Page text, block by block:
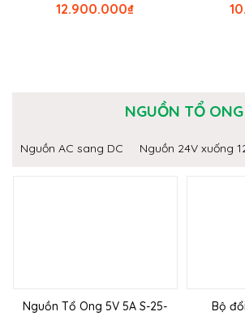
₫
12.900.000
NGUỒN TỔ ONG
Nguồn AC sang DC Nguồn 24V xuống
Nguồn Tổ Ong 5V 5A S-25-
Bộ